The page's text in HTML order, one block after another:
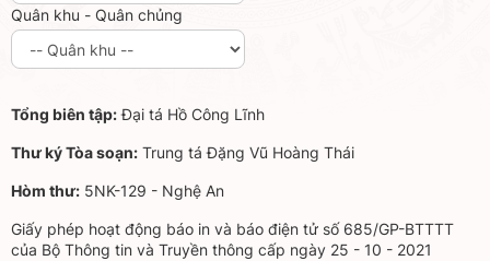
Quân khu - Quân chủng
Tổng biên tập:Đại tá Hồ Công Lĩnh
Thư ký Tòa soạn: Trung tá Đặng Vũ Hoàng Thái
Hòm thư: 5NK-129 - Nghệ An
Giấy phép hoạt động báo in và báo điện tử số 685/GP-BTTTT
của Bộ Thông tin và Truyền thông cấp ngày 25 - 10 - 2021